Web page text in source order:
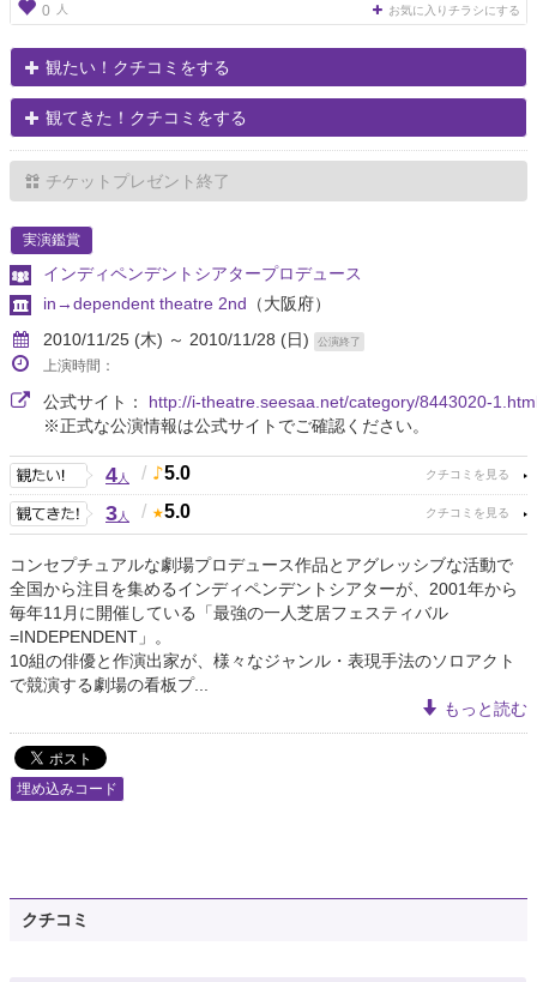
0 人 お気に入りチラシにする
観たい！クチコミをする
観てきた！クチコミをする
チケットプレゼント終了
実演鑑賞
インディペンデントシアタープロデュース
in→dependent theatre 2nd （大阪府）
2010/11/25 (木) ～ 2010/11/28 (日)
公演終了
上演時間：
公式サイト： http://i-theatre.seesaa.net/category/8443020-
※正式な公演情報は公式サイトでご確認ください。
4人 / 5.0
3人 / 5.0
コンセプチュアルな劇場プロデュース作品とアグレッシブな活動で
全国から注目を集めるインディペンデントシアターが、2001年から
毎年11月に開催している「最強の一人芝居フェスティバル
=INDEPENDENT」。
10組の俳優と作演出家が、様々なジャンル・表現手法のソロアクト
で競演する劇場の看板プ...
もっと読む
埋め込みコード
クチコミ